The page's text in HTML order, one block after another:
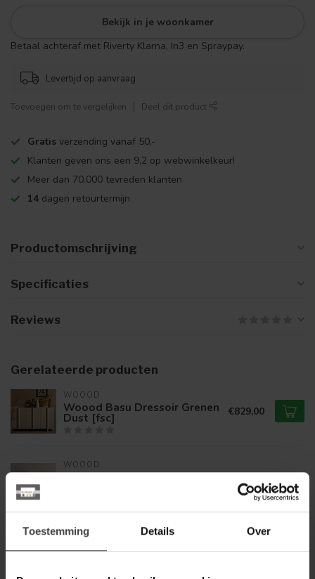
Toestemming Details Over
Bekijk in je woonkamer
Betaal achteraf met Riverty Klarna, In3 en Spraypay.
Levertijd op aanvraag
Toevoegen om te vergelijken Deel dit product
Gratis verzending vanaf 50,-
Klanten geven ons een 9,2 op webwinkelkeur!
Meer dan 70.000 tevreden klanten
14 dagen retourtermijn
Productomschrijving
Specificaties
Reviews
Gerelateerde producten
WOOOD
Woood Basu Dressoir Grenen
Dust [fsc] €829,00
WOOOD
Woood Jena hangend
€59,95
€419,00